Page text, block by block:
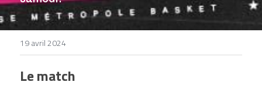
DEVENIR BÉNÉVOLE
19 avril 2024
Le match